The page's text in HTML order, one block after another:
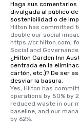
Haga sus
divulgada al público
sostenibilidad o de
Hilton has committed
double our social
https://cr.hilton.com,
Social and
¿Hilton Garden Inn
centrada en la
cartón, etc.)? De ser
desviar la basura.
Yes, Hilton has
operations by 50% by
reduced waste in our
baseline, and our
by 62%.